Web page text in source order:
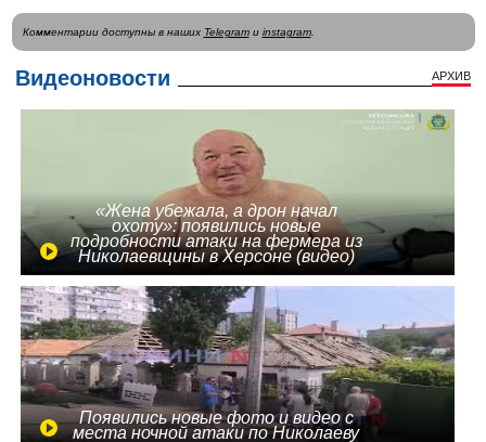
Комментарии доступны в наших Telegramи instagram.
Видеоновости АРХИВ
«Жена убежала, а дрон начал
охоту»: появились новые
подробности атаки на фермера из
Николаевщины в Херсоне (видео)
Появились новые фото и видео с
места ночной атаки по Николаеву